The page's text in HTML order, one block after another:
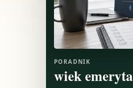
PORADNIK
wiek